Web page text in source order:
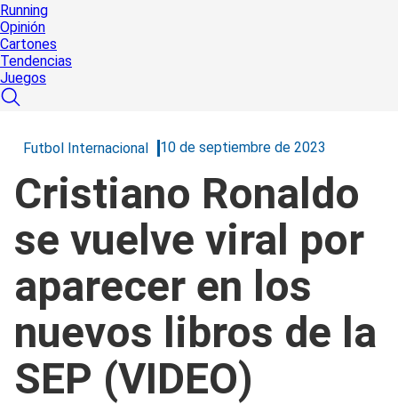
Running
Opinión
Cartones
Tendencias
Juegos
Futbol Internacional 10 de septiembre de 2023
Cristiano Ronaldo
se vuelve viral por
aparecer en los
nuevos libros de la
SEP (VIDEO)